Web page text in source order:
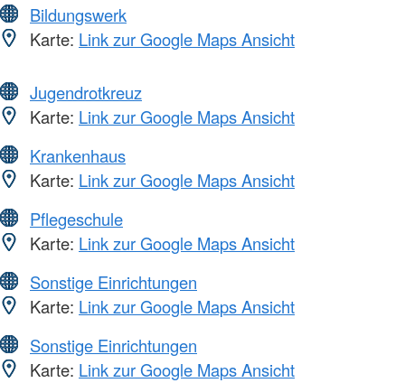
Bildungswerk
Karte: Link zur Google Maps Ansicht
Jugendrotkreuz
Karte: Link zur Google Maps Ansicht
Krankenhaus
Karte: Link zur Google Maps Ansicht
Pflegeschule
Karte: Link zur Google Maps Ansicht
Sonstige Einrichtungen
Karte: Link zur Google Maps Ansicht
Sonstige Einrichtungen
Karte: Link zur Google Maps Ansicht